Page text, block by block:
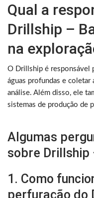
Qual a
Drillship –
na
O Drillship é responsável
águas profundas e
análise. Além disso, ele
sistemas de produção de
Algumas
sobre Drillship
1. Como
perfuração do